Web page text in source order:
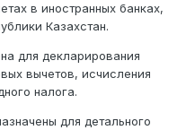
в иностранных банках,
Казахстан.
для декларирования
вычетов, исчисления
налога.
для детального